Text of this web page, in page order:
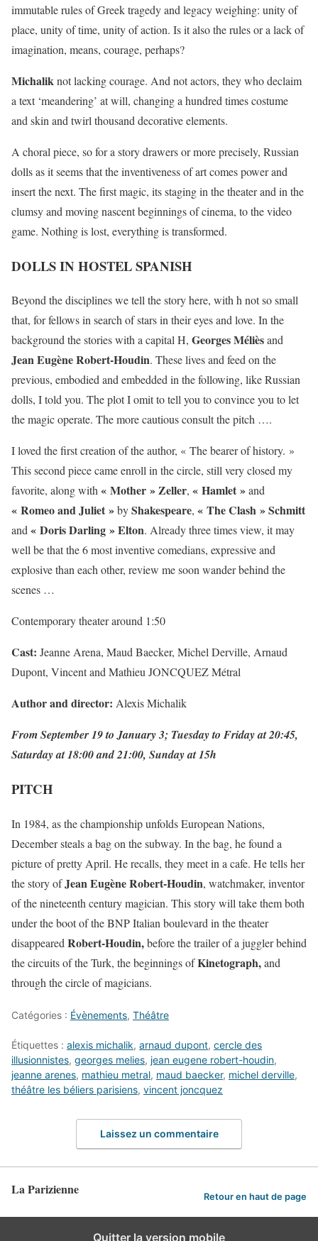
immutable rules of Greek tragedy and legacy weighing: unity of
place, unity of time, unity of action. Is it also the rules or a lack of
imagination, means, courage, perhaps?
Michaliknot lacking courage. And not actors, they who declaim
a text ‘meandering’ at will, changing a hundred times costume
and skin and twirl thousand decorative elements.
A choral piece, so for a story drawers or more precisely, Russian
dolls as it seems that the inventiveness of art comes power and
insert the next. The first magic, its staging in the theater and in the
clumsy and moving nascent beginnings of cinema, to the video
game. Nothing is lost, everything is transformed.
DOLLS IN HOSTEL SPANISH
Beyond the disciplines we tell the story here, with h not so small
that, for fellows in search of stars in their eyes and love. In the
background the stories with a capital H, Georges Mélièsand
JeanEugène Robert-Houdin. These lives and feed on the
previous, embodied and embedded in the following, like Russian
dolls, I told you. The plot I omit to tell you to convince you to let
the magic operate. The more cautious consult the pitch ….
I loved the first creation of the author, « The bearer of history. »
This second piece came enroll in the circle, still very closed my
favorite, along with« Mother » Zeller, « Hamlet »and
« Romeo and Juliet »byShakespeare, « The Clash » Schmitt
and« Doris Darling » Elton. Already three times view, it may
well be that the 6 most inventive comedians, expressive and
explosive than each other, review me soon wander behind the
scenes …
Contemporary theater around 1:50
Cast: Jeanne Arena, Maud Baecker, Michel Derville, Arnaud
Dupont, Vincent and Mathieu JONCQUEZ Métral
Author and director: Alexis Michalik
From September 19 to January 3; Tuesday to Friday at 20:45,
Saturday at 18:00 and 21:00, Sunday at 15h
PITCH
In 1984, as the championship unfolds European Nations,
December steals a bag on the subway. In the bag, he found a
picture of pretty April. He recalls, they meet in a cafe. He tells her
the story ofJean Eugène Robert-Houdin, watchmaker, inventor
of the nineteenth century magician. This story will take them both
under the boot of the BNP Italian boulevard in the theater
disappeared Robert-Houdin,before the trailer of a juggler behind
the circuits of the Turk, the beginnings ofKinetograph,and
through the circle of magicians.
Catégories : Évènements, Théâtre
Étiquettes : alexis michalik, arnaud dupont, cercle des
illusionnistes, georges melies, jean eugene robert-houdin,
jeanne arenes, mathieu metral, maud baecker, michel derville,
théâtre les béliers parisiens, vincent joncquez
Laissez un commentaire
La Parizienne Retour en haut de page
Quitter la version mobile